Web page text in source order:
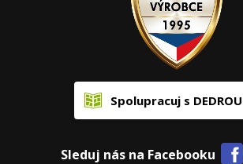
Spolupracuj s DEDROU
Sleduj nás na Facebooku